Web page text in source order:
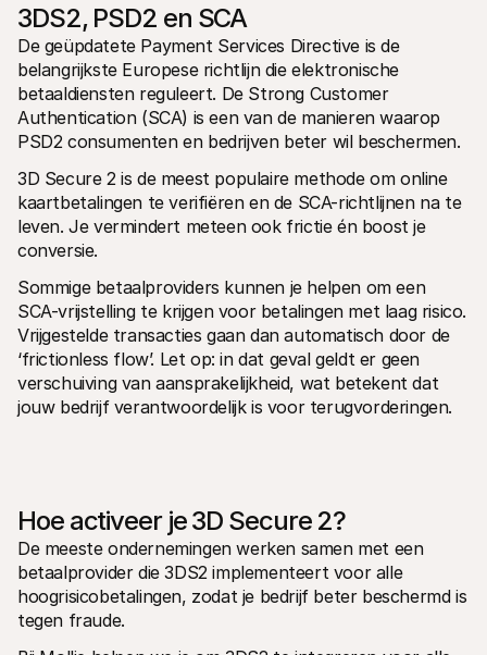
3DS2, PSD2 en SCA
De geüpdatete Payment Services Directive is de
belangrijkste Europese richtlijn die elektronische
betaaldiensten reguleert. De Strong Customer
Authentication (SCA) is een van de manieren waarop
PSD2 consumenten en bedrijven beter wil beschermen.
3D Secure 2 is de meest populaire methode om online
kaartbetalingen te verifiëren en de SCA-richtlijnen na te
leven. Je vermindert meteen ook frictie én boost je
conversie.
Sommige betaalproviders kunnen je helpen om een
SCA-vrijstelling te krijgen voor betalingen met laag risico.
Vrijgestelde transacties gaan dan automatisch door de
‘frictionless flow’. Let op: in dat geval geldt er geen
verschuiving van aansprakelijkheid, wat betekent dat
jouw bedrijf verantwoordelijk is voor terugvorderingen.
Hoe activeer je 3D Secure 2?
De meeste ondernemingen werken samen met een
betaalprovider die 3DS2 implementeert voor alle
hoogrisicobetalingen, zodat je bedrijf beter beschermd is
tegen fraude.